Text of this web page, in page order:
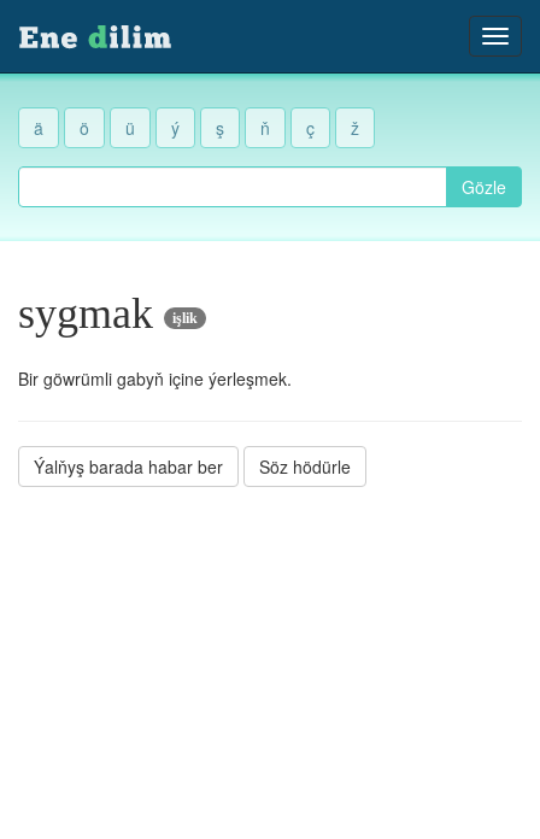
ä ö ü ý ş ň ç ž
Gözle
sygmak işlik
Bir göwrümli gabyň içine ýerleşmek.
Ýalňyş barada habar ber Söz hödürle